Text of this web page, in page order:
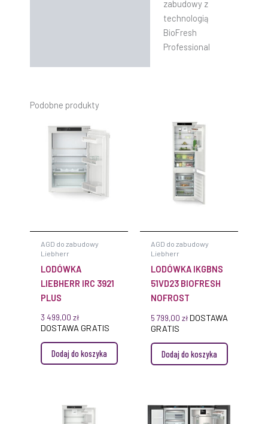
zabudowy z
technologią
BioFresh
Professional
Podobne produkty
AGD do zabudowy
Liebherr
LODÓWKA
LIEBHERR IRC 3921
PLUS
3 499,00 zł
DOSTAWA GRATIS
Dodaj do koszyka
AGD do zabudowy
Liebherr
LODÓWKA IKGBNS
51VD23 BIOFRESH
NOFROST
5 799,00 zł DOSTAWA
GRATIS
Dodaj do koszyka